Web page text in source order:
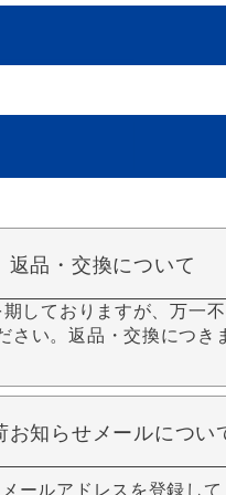
返品・交換について
しておりますが、万一
さい。返品・交換につき
お知らせメールについ
ールアドレスを登録し